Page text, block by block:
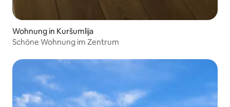
Wohnung in Kuršumlija
Schöne Wohnung im Zentrum